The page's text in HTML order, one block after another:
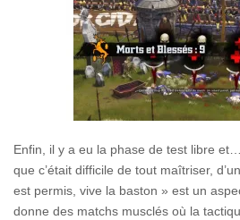
Enfin, il y a eu la phase de test libre
que c’était difficile de tout maîtriser,
est permis, vive la baston » est un
donne des matchs musclés où la